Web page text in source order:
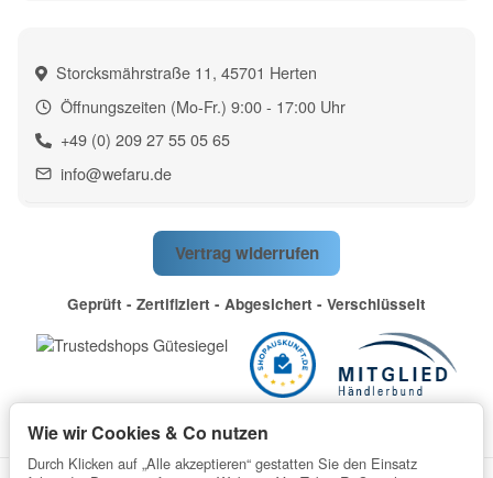
Storcksmährstraße 11, 45701 Herten
Öffnungszeiten (Mo-Fr.) 9:00 - 17:00 Uhr
+49 (0) 209 27 55 05 65
info@wefaru.de
Vertrag widerrufen
Geprüft - Zertifiziert - Abgesichert - Verschlüsselt
Wie wir Cookies & Co nutzen
Durch Klicken auf „Alle akzeptieren“ gestatten Sie den Einsatz